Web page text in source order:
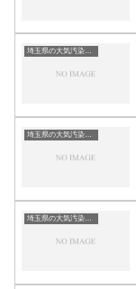
埼玉県の大気汚染・PM2.5・黄砂・エアロゾルの数値
埼玉県の大気汚染・PM2.5・黄砂・エアロゾルの数値
埼玉県の大気汚染・PM2.5・黄砂・エアロゾルの数値